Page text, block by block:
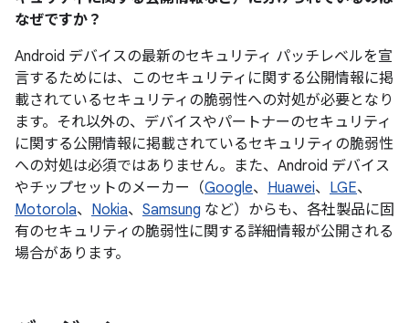
なぜですか？
Android デバイスの最新のセキュリティ パッチレベルを宣
言するためには、このセキュリティに関する公開情報に掲
載されているセキュリティの脆弱性への対処が必要となり
ます。それ以外の、デバイスやパートナーのセキュリティ
に関する公開情報に掲載されているセキュリティの脆弱性
への対処は必須ではありません。また、Android デバイス
やチップセットのメーカー（Google、 Huawei、 LGE、
Motorola、 Nokia、 Samsung など）からも、各社製品に固
有のセキュリティの脆弱性に関する詳細情報が公開される
場合があります。